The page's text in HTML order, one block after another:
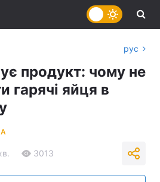
рус
продукт: чому не
гарячі яйця в
3013